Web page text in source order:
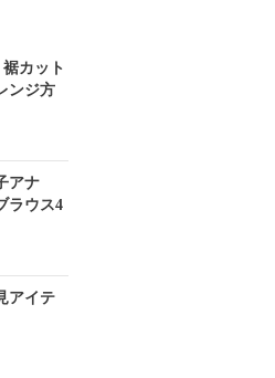
カット
ンジ方
アナ
ラウス4
アイテ